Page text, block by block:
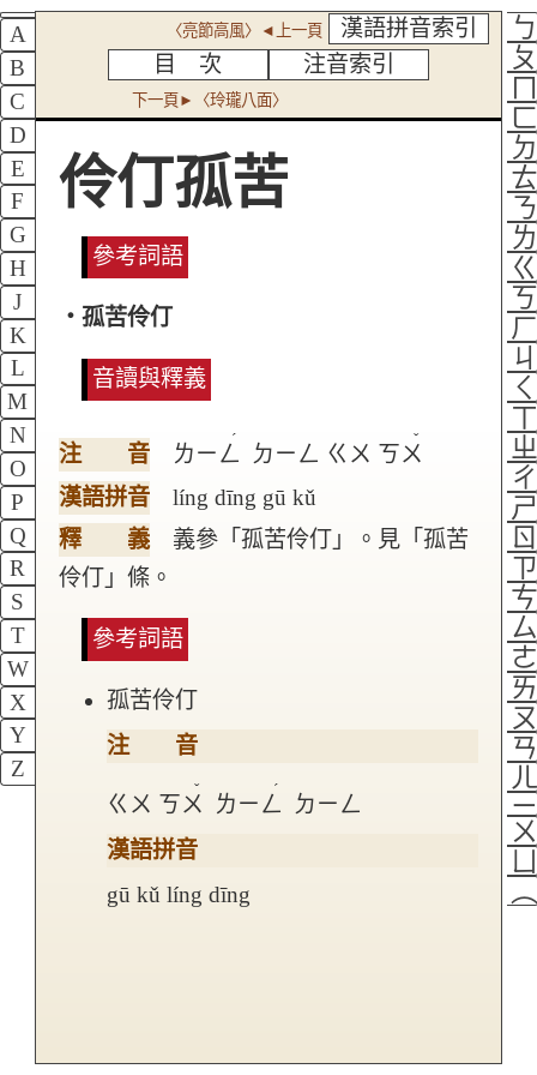
A
B
C
D
E
F
G
H
J
K
L
M
N
O
P
Q
R
S
T
W
X
Y
Z
〈亮節高風〉◄上一頁
漢語拼音索引
目 次
注音索引
下一頁►〈玲瓏八面〉
伶仃孤苦
參考詞語
‧孤苦伶仃
音讀與釋義
注 音 ㄌㄧㄥ
ˊ
ㄉㄧㄥ ㄍㄨ ㄎㄨ
ˇ
漢語拼音
líng dīng gū kǔ
釋 義
義參「孤苦伶仃」。見「孤苦
伶仃」條。
參考詞語
孤苦伶仃
注 音
ㄍㄨ ㄎㄨ
ˇ
ㄌㄧㄥ
ˊ
ㄉㄧㄥ
漢語拼音
gū kǔ líng dīng